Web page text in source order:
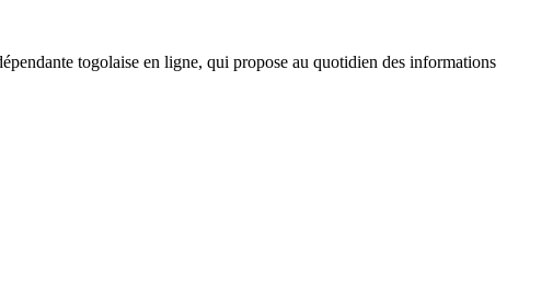
togolaise en ligne, qui propose au quotidien des informations